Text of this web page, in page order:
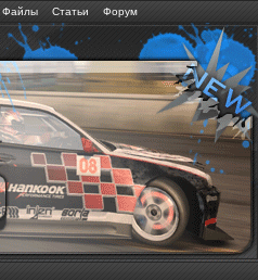
Файлы Статьи Форум